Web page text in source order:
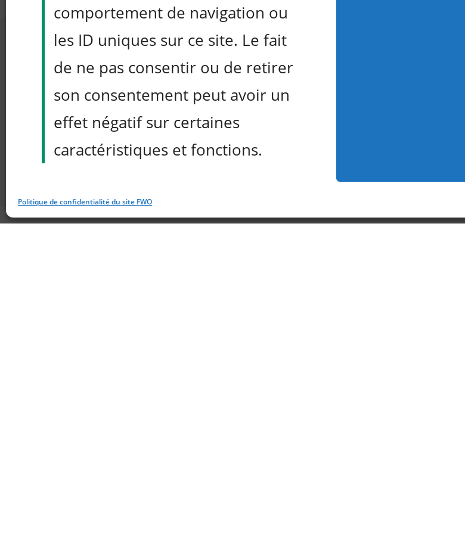
comportement de navigation ou
les ID uniques sur ce site. Le fait
de ne pas consentir ou de retirer
son consentement peut avoir un
effet négatif sur certaines
caractéristiques et fonctions.
Politique de confidentialité du site FWO
marketing et activer ce contenu